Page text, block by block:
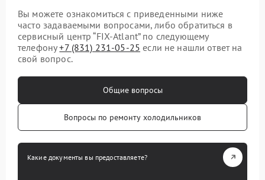
Вы можете ознакомиться с приведенными ниже
часто задаваемыми вопросами, либо обратиться в
сервисный центр “FIX-Atlant” по следующему
телефону+7 (831) 231-05-25 если не нашли ответ на
свой вопрос.
Общие вопросы
Вопросы по ремонту холодильников
Какие документы вы предоставляете?